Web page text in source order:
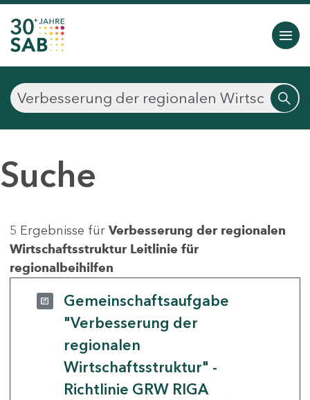
Suche
5 Ergebnisse für Verbesserung der regionalen
Wirtschaftsstruktur Leitlinie für
regionalbeihilfen
Gemeinschaftsaufgabe
"Verbesserung der
regionalen
Wirtschaftsstruktur" -
Richtlinie GRW RIGA